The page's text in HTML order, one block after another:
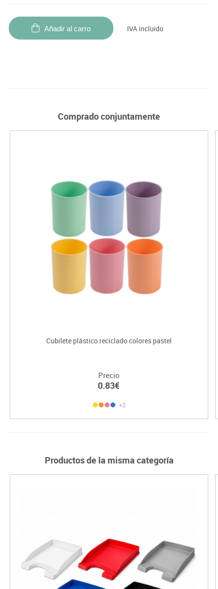
Añadir al carro IVA incluido
Comprado conjuntamente
Cubilete plástico reciclado colores pastel
Precio
0.83€
+2
Productos de la misma categoría